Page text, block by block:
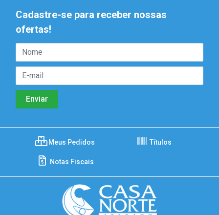
Cadastre-se para receber nossas
ofertas!
Meus Pedidos Títulos
Notas Fiscais